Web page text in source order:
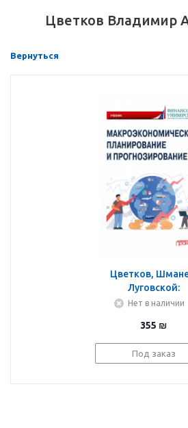
Цветков Владимир
Вернуться
Цветков,
Луговской:
Учебник
Нет в наличии
355 ₪
Под заказ